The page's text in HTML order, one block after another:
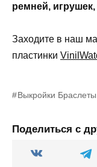
ремней, игрушек,
Заходите в наш
пластинки
Выкройки Браслеты
Поделиться с